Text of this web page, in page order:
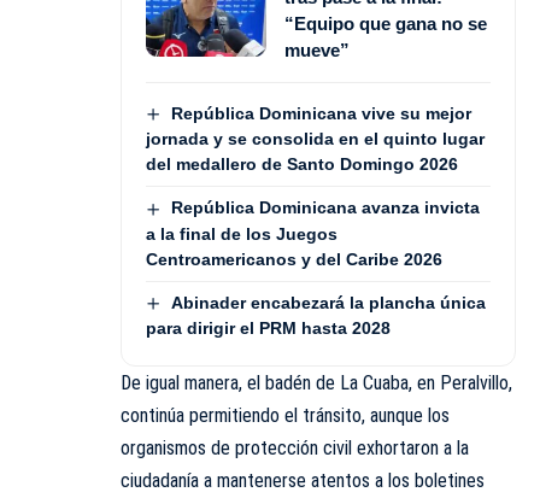
“Equipo que gana no se
mueve”
República Dominicana vive su mejor
jornada y se consolida en el quinto lugar
del medallero de Santo Domingo 2026
República Dominicana avanza invicta
a la final de los Juegos
Centroamericanos y del Caribe 2026
Abinader encabezará la plancha única
para dirigir el PRM hasta 2028
De igual manera, el badén de La Cuaba, en Peralvillo,
continúa permitiendo el tránsito, aunque los
organismos de protección civil exhortaron a la
ciudadanía a mantenerse atentos a los boletines